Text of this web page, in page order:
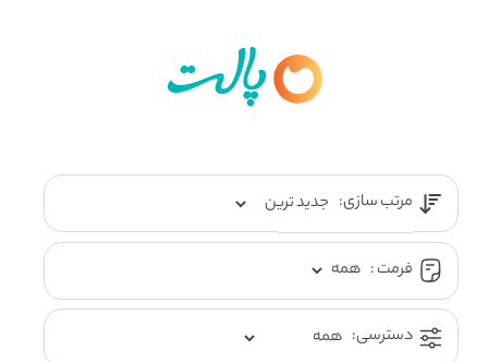
مرتب سازی:
فرمت :
دسترسی: